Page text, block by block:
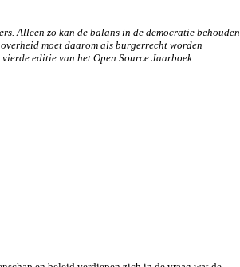
Alleen zo kan de balans in de democratie behouden
moet daarom als burgerrecht worden
editie van het Open Source Jaarboek.